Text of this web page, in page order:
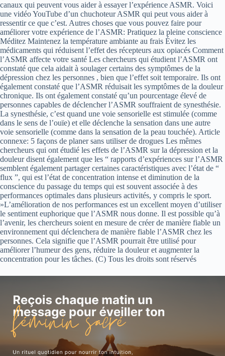
canaux qui peuvent vous aider à essayer l’expérience ASMR. Voici
une vidéo YouTube d’un chuchoteur ASMR qui peut vous aider à
ressentir ce que c’est. Autres choses que vous pouvez faire pour
améliorer votre expérience de l’ASMR: Pratiquez la pleine conscience
Méditez Maintenez la température ambiante au frais Évitez les
médicaments qui réduisent l’effet des récepteurs aux opiacés Comment
l’ASMR affecte votre santé Les chercheurs qui étudient l’ASMR ont
constaté que cela aidait à soulager certains des symptômes de la
dépression chez les personnes , bien que l’effet soit temporaire. Ils ont
également constaté que l’ASMR réduisait les symptômes de la douleur
chronique. Ils ont également constaté qu’un pourcentage élevé de
personnes capables de déclencher l’ASMR souffraient de synesthésie.
La synesthésie, c’est quand une voie sensorielle est stimulée (comme
dans le sens de l’ouïe) et elle déclenche la sensation dans une autre
voie sensorielle (comme dans la sensation de la peau touchée). Article
connexe: 5 façons de planer sans utiliser de drogues Les mêmes
chercheurs qui ont étudié les effets de l’ASMR sur la dépression et la
douleur disent également que les “ rapports d’expériences sur l’ASMR
semblent également partager certaines caractéristiques avec l’état de “
flux ”, qui est l’état de concentration intense et diminution de la
conscience du passage du temps qui est souvent associée à des
performances optimales dans plusieurs activités, y compris le sport.
»L’amélioration de nos performances est un excellent moyen d’utiliser
le sentiment euphorique que l’ASMR nous donne. Il est possible qu’à
l’avenir, les chercheurs soient en mesure de créer de manière fiable un
environnement qui déclenchera de manière fiable l’ASMR chez les
personnes. Cela signifie que l’ASMR pourrait être utilisé pour
améliorer l’humeur des gens, réduire la douleur et augmenter la
concentration pour les tâches. (C) Tous les droits sont réservés